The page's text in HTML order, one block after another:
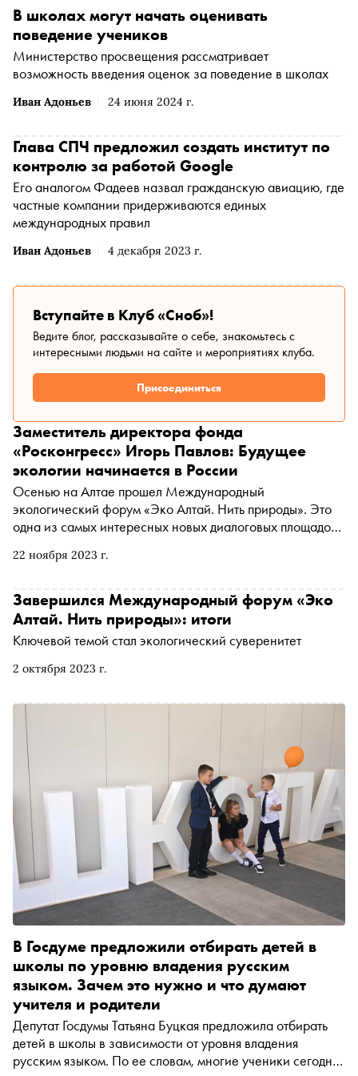
Иван Адоньев 24 июня 2024 г.
В школах могут начать оценивать
поведение учеников
Министерство просвещения рассматривает
возможность введения оценок за поведение в школах
Иван Адоньев 4 декабря 2023 г.
Глава СПЧ предложил создать институт по
контролю за работой Google
Его аналогом Фадеев назвал гражданскую авиацию, где
частные компании придерживаются единых
международных правил
Вступайте в Клуб «Сноб»!
Ведите блог, рассказывайте о себе, знакомьтесь с
интересными людьми на сайте и мероприятиях клуба.
Присоединиться
22 ноября 2023 г.
Заместитель директора фонда
«Росконгресс» Игорь Павлов: Будущее
экологии начинается в России
Осенью на Алтае прошел Международный
экологический форум «Эко Алтай. Нить природы». Это
одна из самых интересных новых диалоговых площадок
об истории и целях мероприятия с одним из его
«Росконгресс» Игорем Павловым
2 октября 2023 г.
Завершился Международный форум «Эко
Алтай. Нить природы»: итоги
Ключевой темой стал экологический суверенитет
В Госдуме предложили отбирать детей в
школы по уровню владения русским
языком. Зачем это нужно и что думают
учителя и родители
Депутат Госдумы Татьяна Буцкая предложила отбирать
детей в школы в зависимости от уровня владения
русским языком. По ее словам, многие ученики сегодня